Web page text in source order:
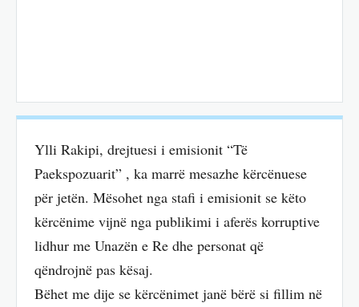
Ylli Rakipi, drejtuesi i emisionit “Të
Paekspozuarit” , ka marrë mesazhe kërcënuese
për jetën. Mësohet nga stafi i emisionit se këto
kërcënime vijnë nga publikimi i aferës korruptive
lidhur me Unazën e Re dhe personat që
qëndrojnë pas kësaj.
Bëhet me dije se kërcënimet janë bërë si fillim në